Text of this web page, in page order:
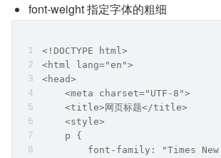
font-weight 指定字体的粗细
<!DOCTYPE html>
<html lang="en">
<head>
    <meta charset="UTF-8">
    <title>网页标题</title>
    <style>
    p {
font-family: "Times New